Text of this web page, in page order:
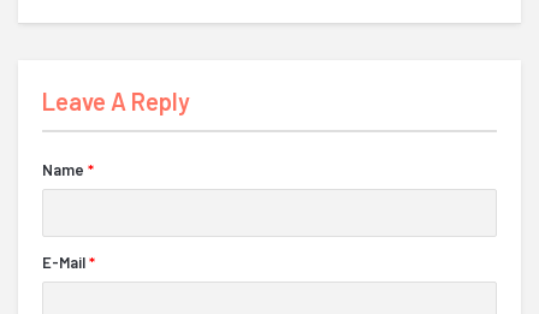
Leave A Reply
Name *
E-Mail*